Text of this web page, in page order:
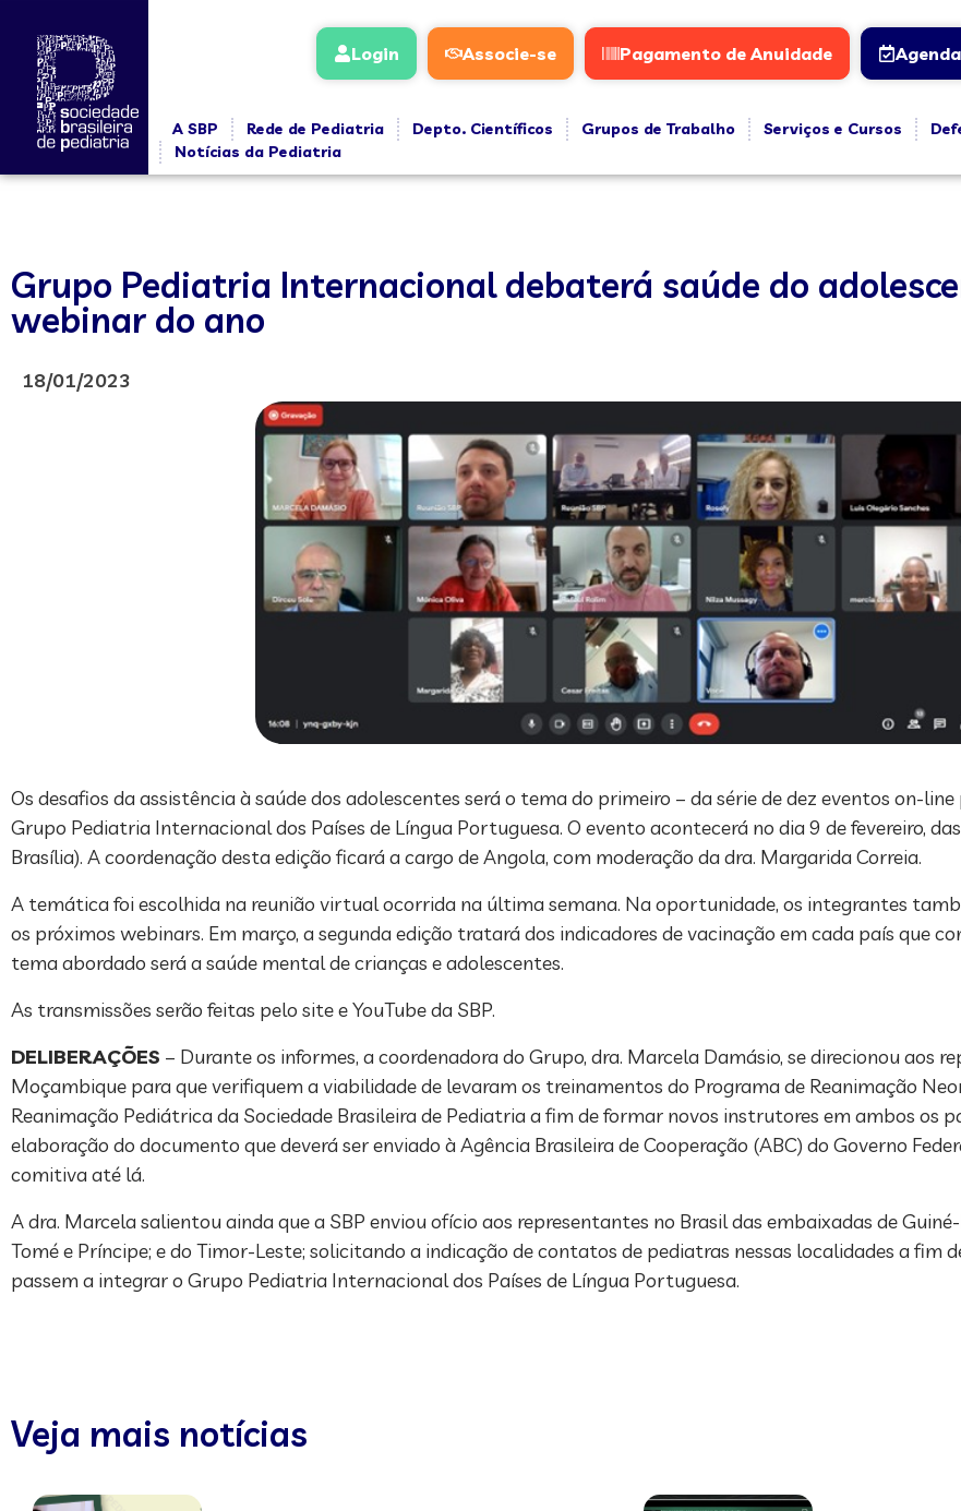
Login Associe-se Pagamento de Anuidade
A SBP Rede de Pediatria Depto. Científicos Grupos de Trabalho Serviços e Cursos
Notícias da Pediatria
Grupo Pediatria Internacional debaterá saúde do
webinar do ano
18/01/2023
Os desafios da assistência à saúde dos adolescentes será o tema do primeiro – da série de dez eventos on-
Grupo Pediatria Internacional dos Países de Língua Portuguesa. O evento acontecerá no dia 9 de fevereiro,
Brasília). A coordenação desta edição ficará a cargo de Angola, com moderação da dra. Margarida Correia.
A temática foi escolhida na reunião virtual ocorrida na última semana. Na oportunidade, os integrantes
os próximos webinars. Em março, a segunda edição tratará dos indicadores de vacinação em cada país que
tema abordado será a saúde mental de crianças e adolescentes.
As transmissões serão feitas pelo site e YouTube da SBP.
DELIBERAÇÕES – Durante os informes, a coordenadora do Grupo, dra. Marcela Damásio, se direcionou aos
Moçambique para que verifiquem a viabilidade de levaram os treinamentos do Programa de Reanimação
Reanimação Pediátrica da Sociedade Brasileira de Pediatria a fim de formar novos instrutores em ambos os
elaboração do documento que deverá ser enviado à Agência Brasileira de Cooperação (ABC) do Governo
comitiva até lá.
A dra. Marcela salientou ainda que a SBP enviou ofício aos representantes no Brasil das embaixadas de
Tomé e Príncipe; e do Timor-Leste; solicitando a indicação de contatos de pediatras nessas localidades a fim
passem a integrar o Grupo Pediatria Internacional dos Países de Língua Portuguesa.
Veja mais notícias